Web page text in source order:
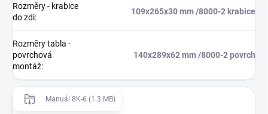
Rozměry - krabice
do zdi:
109x265x30 mm /8000-2 krabice
Rozměry tabla -
povrchová
montáž:
140x289x62 mm /8000-2 povrch
Manuál 8K-6 (1.3 MB)